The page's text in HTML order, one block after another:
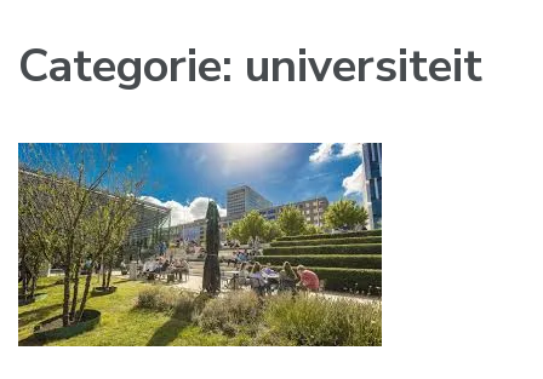
Categorie: universiteit